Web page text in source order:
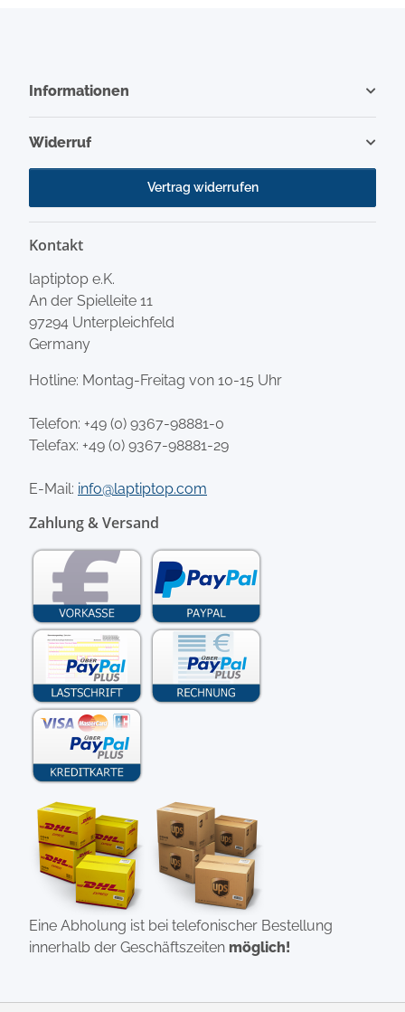
Informationen
Widerruf
Vertrag widerrufen
Kontakt
laptiptop e.K.
An der Spielleite 11
97294 Unterpleichfeld
Germany
Hotline: Montag-Freitag von 10-15 Uhr
Telefon: +49 (0) 9367-98881-0
Telefax: +49 (0) 9367-98881-29
E-Mail: info@laptiptop.com
Zahlung & Versand
Eine Abholung ist bei telefonischer Bestellung
innerhalb der Geschäftszeiten möglich!